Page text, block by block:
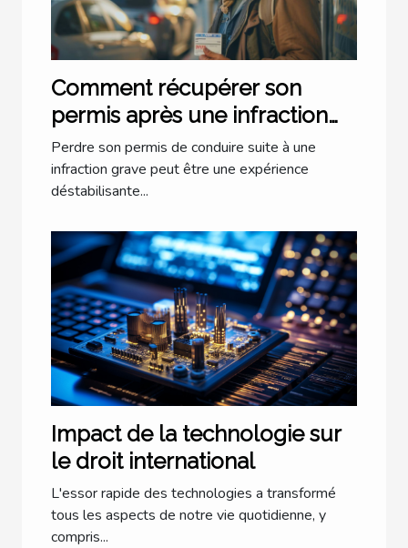
Comment récupérer son
permis après une infraction
grave
Perdre son permis de conduire suite à une
infraction grave peut être une expérience
déstabilisante...
Impact de la technologie sur
le droit international
L'essor rapide des technologies a transformé
tous les aspects de notre vie quotidienne, y
compris...